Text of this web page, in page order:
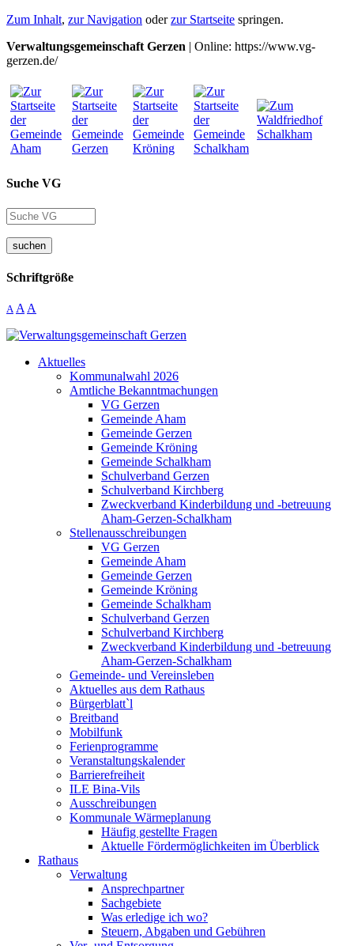
Zum Inhalt, zur Navigation oderzur Startseite springen.
Verwaltungsgemeinschaft Gerzen | Online: https://www.vg-
gerzen.de/
Suche VG
suchen
Schriftgröße
A A A
Aktuelles
Kommunalwahl 2026
Amtliche Bekanntmachungen
VG Gerzen
Gemeinde Aham
Gemeinde Gerzen
Gemeinde Kröning
Gemeinde Schalkham
Schulverband Gerzen
Schulverband Kirchberg
Zweckverband Kinderbildung und -betreuung
Aham-Gerzen-Schalkham
Stellenausschreibungen
VG Gerzen
Gemeinde Aham
Gemeinde Gerzen
Gemeinde Kröning
Gemeinde Schalkham
Schulverband Gerzen
Schulverband Kirchberg
Zweckverband Kinderbildung und -betreuung
Aham-Gerzen-Schalkham
Gemeinde- und Vereinsleben
Aktuelles aus dem Rathaus
Bürgerblatt`l
Breitband
Mobilfunk
Ferienprogramme
Veranstaltungskalender
Barrierefreiheit
ILE Bina-Vils
Ausschreibungen
Kommunale Wärmeplanung
Häufig gestellte Fragen
Aktuelle Fördermöglichkeiten im Überblick
Rathaus
Verwaltung
Ansprechpartner
Sachgebiete
Was erledige ich wo?
Steuern, Abgaben und Gebühren